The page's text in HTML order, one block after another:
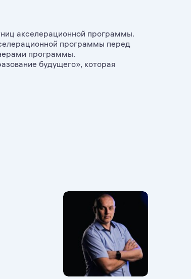
акселерационной программы.
программы перед
программы.
будущего», которая